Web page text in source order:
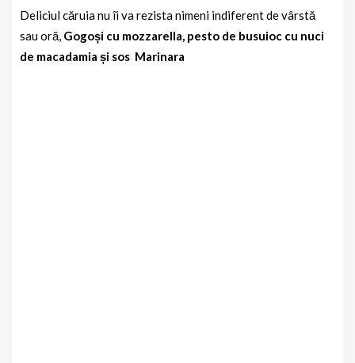
Deliciul căruia nu îi va rezista nimeni indiferent de vârstă
sau oră, Gogoși cu mozzarella, pesto de busuioc cu nuci
de macadamia și sos Marinara